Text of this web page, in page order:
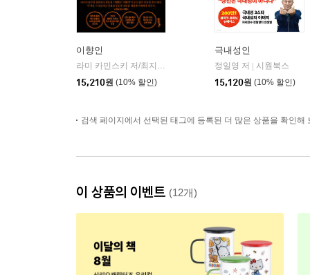
이향인
라미 카민스키 저/최지숙 역
21세기북스
15,210원 (10% 할인)
극내성인
정일영 저
시원북스
15,120원 (10% 할인)
검색 페이지에서 선택된 태그에 등록된 더 많은 상품을 확인해
이 상품의 이벤트 (12개)